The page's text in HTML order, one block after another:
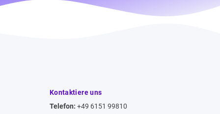
Kontaktiere uns
Telefon: +49 6151 99810